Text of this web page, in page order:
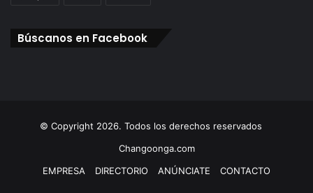
Búscanos en Facebook
© Copyright 2026. Todos los derechos reservados
Changoonga.com
EMPRESA
DIRECTORIO ANÚNCIATE CONTACTO